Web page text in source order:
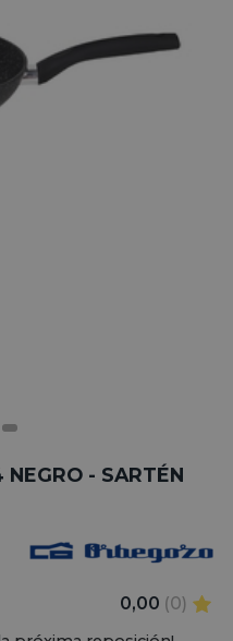
- SARTÉN
0,00 (0)